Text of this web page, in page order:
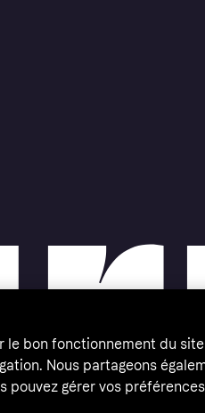
le bon fonctionnement du
Nous partageons
pouvez gérer vos